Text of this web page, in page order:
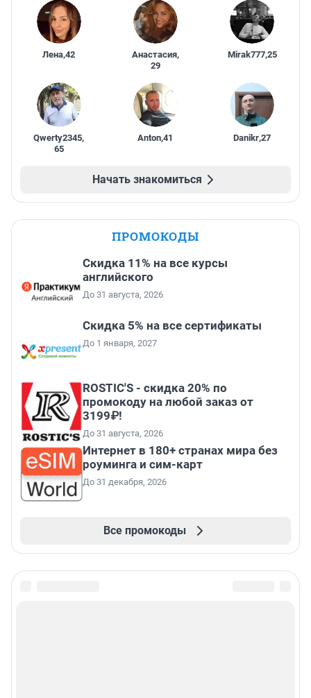
Лена,42 Анастасия,
29
Mirak777,25
Qwerty2345,
65
Anton,41 Danikr,27
Начать знакомиться
ПРОМОКОДЫ
Скидка 11% на все курсы
английского
До 31 августа, 2026
Скидка 5% на все сертификаты
До 1 января, 2027
ROSTIC'S - скидка 20% по
промокоду на любой заказ от
3199₽!
До 31 августа, 2026
Интернет в 180+ странах мира без
роуминга и сим-карт
До 31 декабря, 2026
Все промокоды